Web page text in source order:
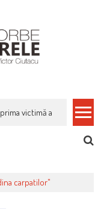
victimă a noi
carpatilor"